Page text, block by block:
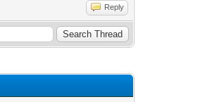
Reply